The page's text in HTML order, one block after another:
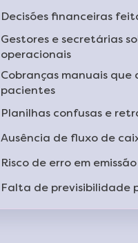
Decisões financeiras
Gestores e secretárias
operacionais
Cobranças manuais
pacientes
Planilhas confusas e
Ausência de fluxo de
Risco de erro em
Falta de previsibilidade